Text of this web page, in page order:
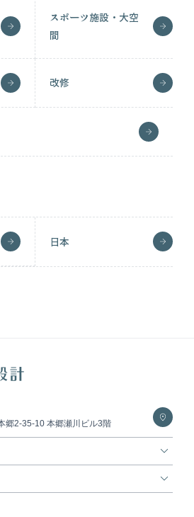
スポーツ施設・大空
間
改修
日本
郷2-35-10 本郷瀬川ビル3階